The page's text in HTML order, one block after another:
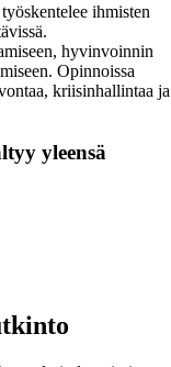
ihmisten
hyvinvoinnin
Opinnoissa
kriisinhallintaa ja
yleensä